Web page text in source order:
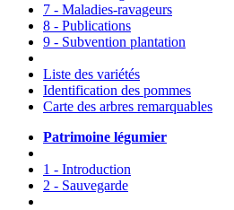
7 - Maladies-ravageurs
8 - Publications
9 - Subvention plantation
Liste des variétés
Identification des pommes
Carte des arbres remarquables
Patrimoine légumier
1 - Introduction
2 - Sauvegarde